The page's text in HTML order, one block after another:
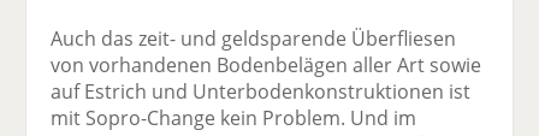
Auch das zeit- und geldsparende Überfliesen
von vorhandenen Bodenbelägen aller Art sowie
auf Estrich und Unterbodenkonstruktionen ist
mit Sopro-Change kein Problem. Und im